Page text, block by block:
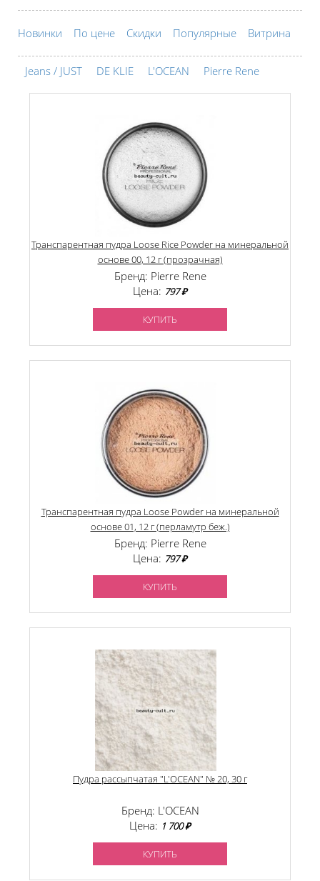
Новинки По цене Скидки Популярные Витрина
Jeans / JUST DE KLIE L'OCEAN Pierre Rene
Транспарентная пудра Loose Rice Powder на минеральной
основе 00, 12 г (прозрачная)
Бренд: Pierre Rene
Цена: 797 ₽
КУПИТЬ
Транспарентная пудра Loose Powder на минеральной
основе 01, 12 г (перламутр беж.)
Бренд: Pierre Rene
Цена: 797 ₽
КУПИТЬ
Пудра рассыпчатая "L'OCEAN" № 20, 30 г
Бренд: L'OCEAN
Цена: 1 700 ₽
КУПИТЬ